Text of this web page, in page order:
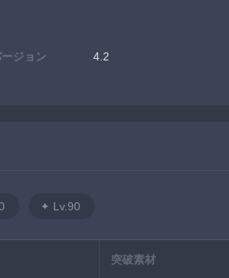
ジョン
4.2
Lv.90
突破素材